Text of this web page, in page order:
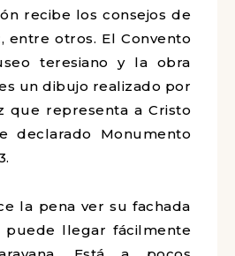
recibe los consejos de
, entre otros. El Convento
teresiano y la obra
un dibujo realizado por
que representa a Cristo
declarado Monumento
la pena ver su fachada
puede llegar fácilmente